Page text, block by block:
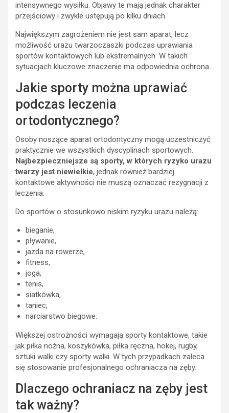
intensywnego wysiłku. Objawy te mają jednak charakter
przejściowy i zwykle ustępują po kilku dniach.
Największym zagrożeniem nie jest sam aparat, lecz
możliwość urazu twarzoczaszki podczas uprawiania
sportów kontaktowych lub ekstremalnych. W takich
sytuacjach kluczowe znaczenie ma odpowiednia ochrona.
Jakie sporty można uprawiać
podczas leczenia
ortodontycznego?
Osoby noszące aparat ortodontyczny mogą uczestniczyć
praktycznie we wszystkich dyscyplinach sportowych.
Najbezpieczniejsze są sporty, w których ryzyko urazu
twarzy jest niewielkie, jednak również bardziej
kontaktowe aktywności nie muszą oznaczać rezygnacji z
leczenia.
Do sportów o stosunkowo niskim ryzyku urazu należą:
bieganie,
pływanie,
jazda na rowerze,
fitness,
joga,
tenis,
siatkówka,
taniec,
narciarstwo biegowe.
Większej ostrożności wymagają sporty kontaktowe, takie
jak piłka nożna, koszykówka, piłka ręczna, hokej, rugby,
sztuki walki czy sporty walki. W tych przypadkach zaleca
się stosowanie profesjonalnego ochraniacza na zęby.
Dlaczego ochraniacz na zęby jest
tak ważny?